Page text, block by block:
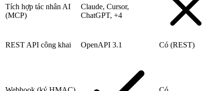
Tích hợp tác nhân AI
(MCP)
Claude, Cursor,
ChatGPT, +4
REST API công khai OpenAPI 3.1 Có (REST)